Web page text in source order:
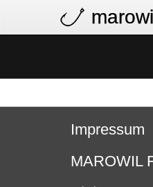
Impressum
MAROWIL